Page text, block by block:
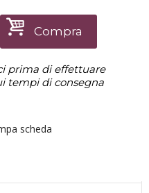
Compra
prima di effettuare
tempi di consegna
scheda